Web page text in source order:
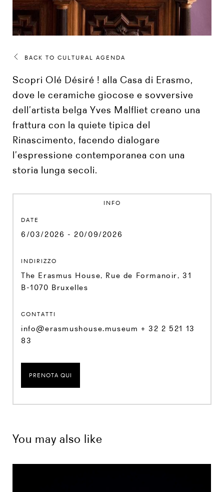
BACK TO CULTURAL AGENDA
Scopri Olé Désiré ! alla Casa di Erasmo,
dove le ceramiche giocose e sovversive
dell’artista belga Yves Malfliet creano una
frattura con la quiete tipica del
Rinascimento, facendo dialogare
l’espressione contemporanea con una
storia lunga secoli.
INFO
DATE
6/03/2026 - 20/09/2026
INDIRIZZO
The Erasmus House, Rue de Formanoir, 31
B-1070 Bruxelles
CONTATTI
info@erasmushouse.museum + 32 2 521 13
83
PRENOTA QUI
You may also like